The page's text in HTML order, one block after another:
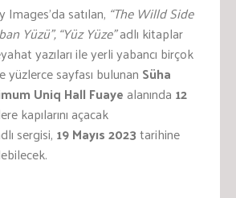
satılan, “The Willd Side
Yüzü”, “Yüz Yüze”adlı kitaplar
yazıları ile yerli yabancı birçok
sayfası bulunan Süha
Uniq Hall Fuayealanında 12
kapılarını açacak
sergisi, 19 Mayıs 2023tarihine